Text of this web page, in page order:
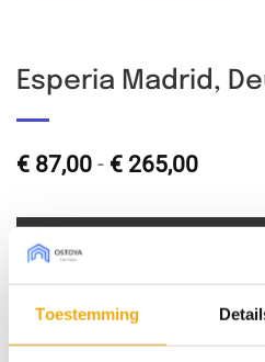
Toestemming
Esperia Madrid,
€ 87,00 - € 265,00
€
Type front